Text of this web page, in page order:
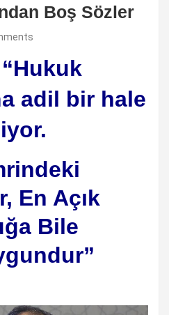
Boş Sözler
adil bir hale
En Açık
Bile